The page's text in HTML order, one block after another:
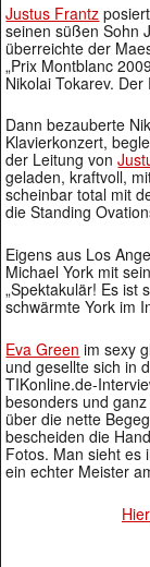
Justus Frantz
seinen süßen Sohn
überreichte der
„Prix Montblanc
Nikolai Tokarev.
Dann bezauberte
Klavierkonzert,
der Leitung von
geladen, kraftvoll,
scheinbar total mit
die Standing
Eigens aus Los
Michael York mit
„Spektakulär! Es ist
schwärmte York im
Eva Green im sexy
und gesellte sich in
TIKonline.de-
besonders und
über die nette
bescheiden die
Fotos. Man sieht es
ein echter Meister